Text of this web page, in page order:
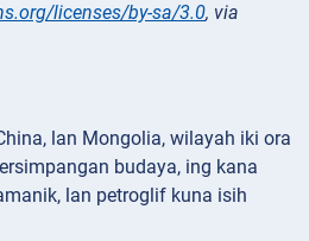
licenses/by-sa/3.0, via
lan Mongolia, wilayah iki ora
budaya, ing kana
lan petroglif kuna isih